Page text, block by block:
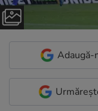
Adaugă-